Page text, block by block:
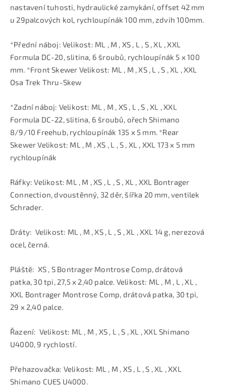
nastavení tuhosti, hydraulické zamykání, offset 42 mm
u 29palcových kol, rychloupínák 100 mm, zdvih 100mm.
*Přední náboj: Velikost: ML , M , XS , L , S , XL , XXL
Formula DC-20, slitina, 6 šroubů, rychloupínák 5 x 100
mm. *Front Skewer Velikost: ML , M , XS , L , S , XL , XXL
Osa Trek Thru-Skew
*Zadní náboj: Velikost: ML , M , XS , L , S , XL , XXL
Formula DC-22, slitina, 6 šroubů, ořech Shimano
8/9/10 Freehub, rychloupínák 135 x 5 mm. *Rear
Skewer Velikost: ML , M , XS , L , S , XL , XXL 173 x 5 mm
rychloupínák
Ráfky: Velikost: ML , M , XS , L , S , XL , XXL Bontrager
Connection, dvoustěnný, 32 děr, šířka 20 mm, ventilek
Schrader.
Dráty: Velikost: ML , M , XS , L , S , XL , XXL 14 g, nerezová
ocel, černá.
Pláště: XS , S Bontrager Montrose Comp, drátová
patka, 30 tpi, 27,5 x 2,40 palce. Velikost: ML , M , L , XL ,
XXL Bontrager Montrose Comp, drátová patka, 30 tpi,
29 x 2,40 palce.
Řazení: Velikost: ML , M , XS , L , S , XL , XXL Shimano
U4000, 9 rychlostí.
Přehazovačka: Velikost: ML , M , XS , L , S , XL , XXL
Shimano CUES U4000.